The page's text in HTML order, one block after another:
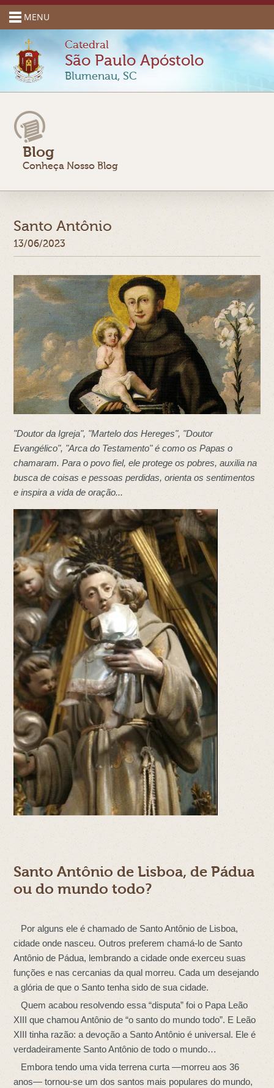
MENU
Catedral
São Paulo Apóstolo
Blumenau, SC
Blog
Conheça Nosso Blog
Santo Antônio
13/06/2023
"Doutor da Igreja", "Martelo dos Hereges", "Doutor
Evangélico", "Arca do Testamento" é como os Papas o
chamaram. Para o povo fiel, ele protege os pobres, auxilia na
busca de coisas e pessoas perdidas, orienta os sentimentos
e inspira a vida de oração...
Santo Antônio de Lisboa, de Pádua
ou do mundo todo?
Por alguns ele é chamado de Santo Antônio de Lisboa,
cidade onde nasceu. Outros preferem chamá-lo de Santo
Antônio de Pádua, lembrando a cidade onde exerceu suas
funções e nas cercanias da qual morreu. Cada um desejando
a glória de que o Santo tenha sido de sua cidade.
Quem acabou resolvendo essa “disputa” foi o Papa Leão
XIII que chamou Antônio de “o santo do mundo todo”. E Leão
XIII tinha razão: a devoção a Santo Antônio é universal. Ele é
verdadeiramente Santo Antônio de todo o mundo…
Embora tendo uma vida terrena curta —morreu aos 36
anos— tornou-se um dos santos mais populares do mundo,